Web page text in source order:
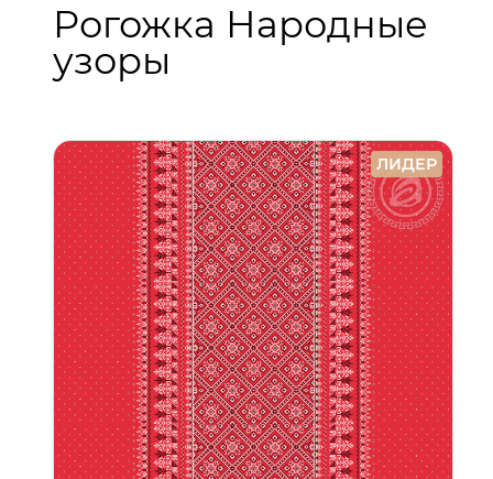
Рогожка Народные
узоры
ЛИДЕР